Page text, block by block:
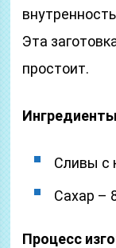
Эта
простоит.
Сливы с
Сахар –
Процесс